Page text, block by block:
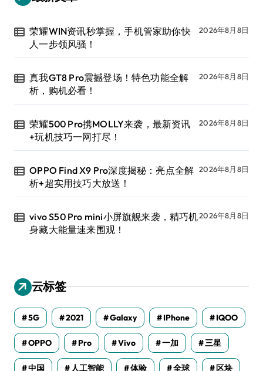
荣耀WIN资讯秒掌握，手机管家助你快
人一步领风骚！
2026年8月8日
真我GT8 Pro震撼登场！特色功能全解
析，购机必看！
2026年8月8日
荣耀500 Pro携MOLLY来袭，最新资讯
+玩机技巧一网打尽！
2026年8月8日
OPPO Find X9 Pro深度揭秘：亮点全解
析+超实用技巧大放送！
2026年8月8日
vivo S50 Pro mini小屏旗舰来袭，精巧机
身藏大能量速来围观！
2026年8月8日
云标签
5G 2021 Galaxy IPhone IQOO
OPPO Pro Vivo 一加 三星
中国 人工智能 体验 全球 区块